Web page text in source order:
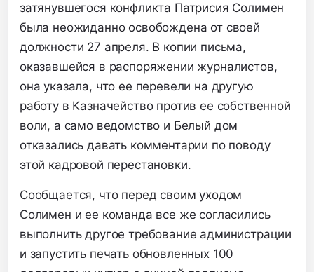
затянувшегося конфликта Патрисия Солимен
была неожиданно освобождена от своей
должности 27 апреля. В копии письма,
оказавшейся в распоряжении журналистов,
она указала, что ее перевели на другую
работу в Казначейство против ее собственной
воли, а само ведомство и Белый дом
отказались давать комментарии по поводу
этой кадровой перестановки.
Сообщается, что перед своим уходом
Солимен и ее команда все же согласились
выполнить другое требование администрации
и запустить печать обновленных 100